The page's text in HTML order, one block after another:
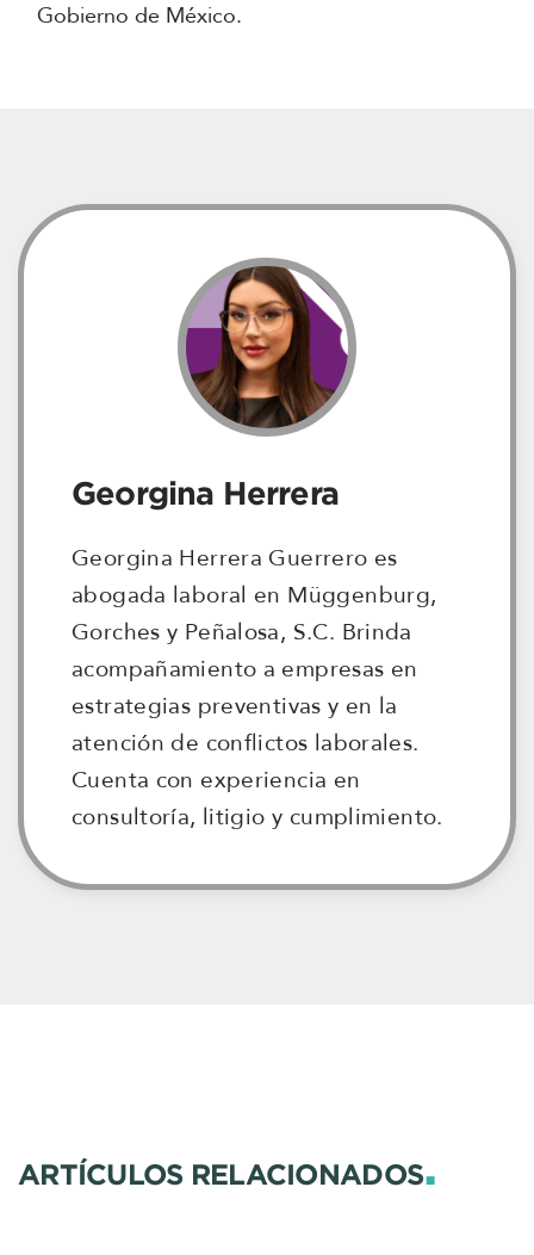
Gobierno de México.
Georgina Herrera
Georgina Herrera Guerrero es
abogada laboral en Müggenburg,
Gorches y Peñalosa, S.C. Brinda
acompañamiento a empresas en
estrategias preventivas y en la
atención de conflictos laborales.
Cuenta con experiencia en
consultoría, litigio y cumplimiento.
ARTÍCULOS RELACIONADOS.